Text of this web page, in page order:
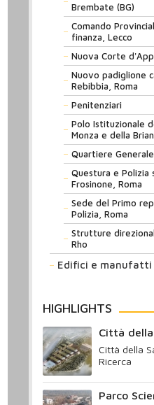
Brembate (BG)
Comando
finanza, Lecco
Nuova Corte
Nuovo padiglione
Rebibbia, Roma
Penitenziari
Polo Istituzionale
Monza e della
Quartiere
Questura e Polizia
Frosinone, Roma
Sede del Primo
Polizia, Roma
Strutture
Rho
Edifici e
HIGHLIGHTS
Città
Città della
Ricerca
Parco